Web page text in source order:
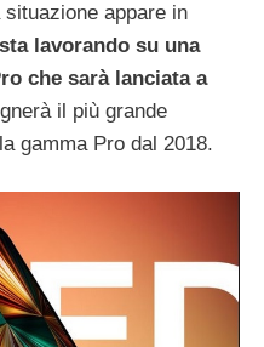
appare in
lavorando su una
che sarà lanciata a
il più grande
gamma Pro dal 2018.